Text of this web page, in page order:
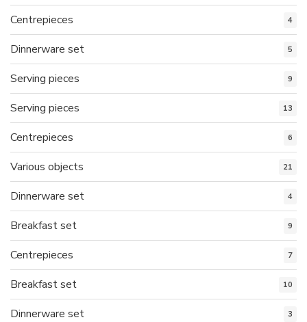
Centrepieces 4
Dinnerware set 5
Serving pieces 9
Serving pieces 13
Centrepieces 6
Various objects 21
Dinnerware set 4
Breakfast set 9
Centrepieces 7
Breakfast set 10
Dinnerware set 3